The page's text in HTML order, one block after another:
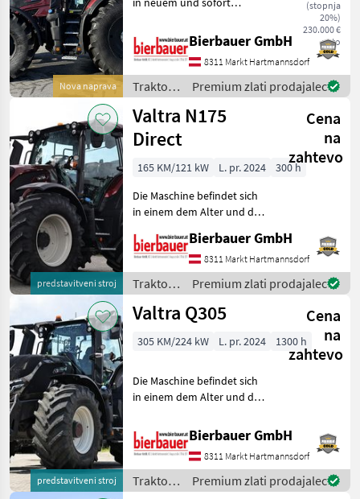
Nova naprava
(stopnja
20%)
230.000 €
neto
und kann nach
telefonischer Vereinbarung
gerne vor Ort besichtigt
werden. Neumaschine sofo
Bierbauer GmbH
8311 Markt Hartmannsdorf
Traktor /
Valtra
Premium zlati prodajalec
predstavitveni stroj
Valtra N175
Direct
Cena
na
zahtevo
165 KM/121 kW L. pr. 2024
300 h
Die Maschine befindet sich
in einem dem Alter und der
Zustand und kann nach
telefonischer Vereinbarung
gerne vor Ort besichtigt
und geprüft we
Bierbauer GmbH
8311 Markt Hartmannsdorf
Traktor /
Valtra
Premium zlati prodajalec
predstavitveni stroj
Valtra Q305
Cena
na
zahtevo
305 KM/224 kW L. pr. 2024 1300 h
Die Maschine befindet sich
in einem dem Alter und der
Zustand und kann nach
telefonischer Vereinbarung
gerne vor Ort besichtigt
und geprüft we
Bierbauer GmbH
8311 Markt Hartmannsdorf
Traktor /
Premium zlati prodajalec